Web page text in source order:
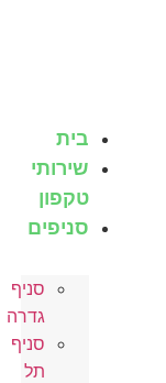
בית
שירותי
טקפון
סניפים
סניף
גדרה
סניף
תל